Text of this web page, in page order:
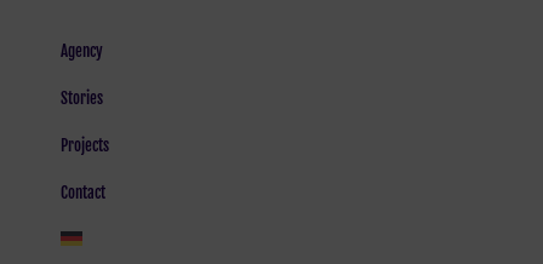
Agency
Stories
Projects
Contact